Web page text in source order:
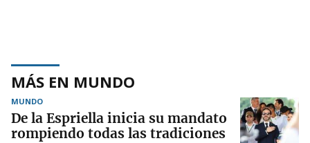
MÁS EN MUNDO
MUNDO
De la Espriella inicia su mandato
rompiendo todas las tradiciones